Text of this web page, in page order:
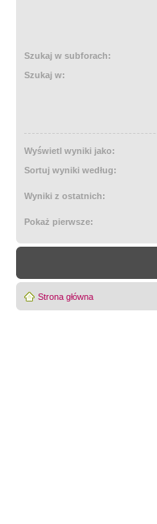
Szukaj w subforach:
Szukaj w:
Wyświetl wyniki jako:
Sortuj wyniki według:
Wyniki z ostatnich:
Pokaż pierwsze:
Strona główna